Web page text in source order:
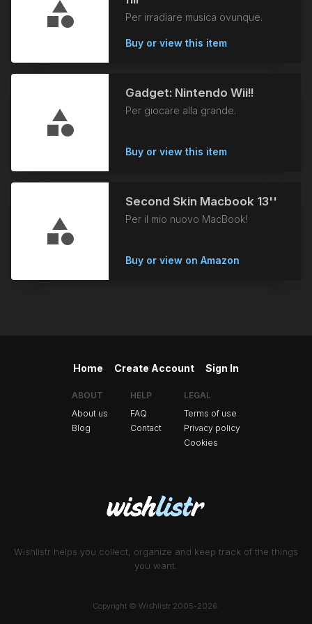
Per irradiare musica ovunque.
Buy or view this item
Gadget: Nintendo Wii!!
Per giocare alla grande.
Buy or view this item
Second Skin Macbook 13''
Per il mio nuovo MacBook!
Buy or view on Amazon
Wishlistr helps you collect, organize and keep track of the things
you want.
Copyright © Wishlistr 2005-2026.
Home Create Account Sign In
ABOUT
About us
Blog
HELP
FAQ
Contact
LEGAL
Terms of use
Privacy policy
Cookies